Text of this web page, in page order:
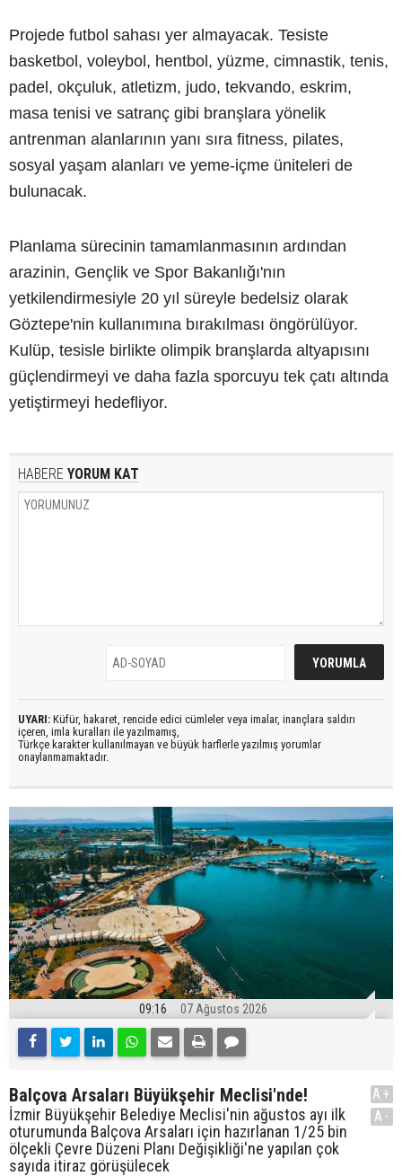
Projede futbol sahası yer almayacak. Tesiste
basketbol, voleybol, hentbol, yüzme, cimnastik, tenis,
padel, okçuluk, atletizm, judo, tekvando, eskrim,
masa tenisi ve satranç gibi branşlara yönelik
antrenman alanlarının yanı sıra fitness, pilates,
sosyal yaşam alanları ve yeme-içme üniteleri de
bulunacak.
Planlama sürecinin tamamlanmasının ardından
arazinin, Gençlik ve Spor Bakanlığı'nın
yetkilendirmesiyle 20 yıl süreyle bedelsiz olarak
Göztepe'nin kullanımına bırakılması öngörülüyor.
Kulüp, tesisle birlikte olimpik branşlarda altyapısını
güçlendirmeyi ve daha fazla sporcuyu tek çatı altında
yetiştirmeyi hedefliyor.
HABERE YORUM KAT
UYARI: Küfür, hakaret, rencide edici cümleler veya imalar, inançlara saldırı
içeren, imla kuralları ile yazılmamış,
Türkçe karakter kullanılmayan ve büyük harflerle yazılmış yorumlar
onaylanmamaktadır.
09:16 07 Ağustos 2026
Balçova Arsaları Büyükşehir Meclisi'nde!
İzmir Büyükşehir Belediye Meclisi'nin ağustos ayı ilk
oturumunda Balçova Arsaları için hazırlanan 1/25 bin
ölçekli Çevre Düzeni Planı Değişikliği'ne yapılan çok
sayıda itiraz görüşülecek
A+
A-